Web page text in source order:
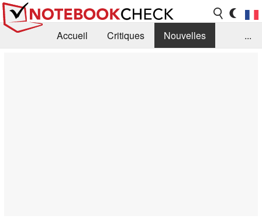
Accueil Critiques
Nouvelles
...